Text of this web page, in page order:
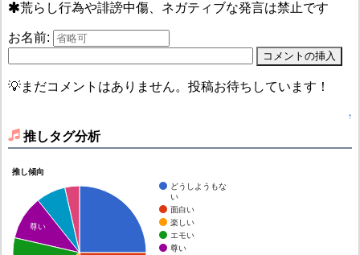
荒らし行為や誹謗中傷、ネガティブな発言は禁止です
お名前:
💡まだコメントはありません。投稿お待ちしています！
↑
推しタグ分析
推し傾向
どうしようもな
い
面白い
楽しい
エモい
尊い
尊い